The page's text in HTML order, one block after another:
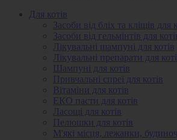
Для котів
Засоби від бліх та кліщів для
Засоби від гельмінтів для
Лікувальні шампуні для котів
Лікувальні препарати для
Шампуні для котів
Привчальні спреї для котів
Вітаміни для котів
ЕКО пасти для котів
Ласощі для котів
Пелюшки для котів
М'які місця, лежанки,